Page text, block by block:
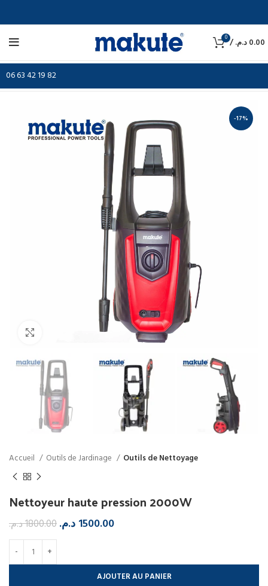
0 / 0.00د.م.
06 63 42 19 82
-17%
Accueil Outils de Jardinage Outils de Nettoyage
Nettoyeur haute pression 2000W
1800.00د.م. 1500.00 د.م.
AJOUTER AU PANIER